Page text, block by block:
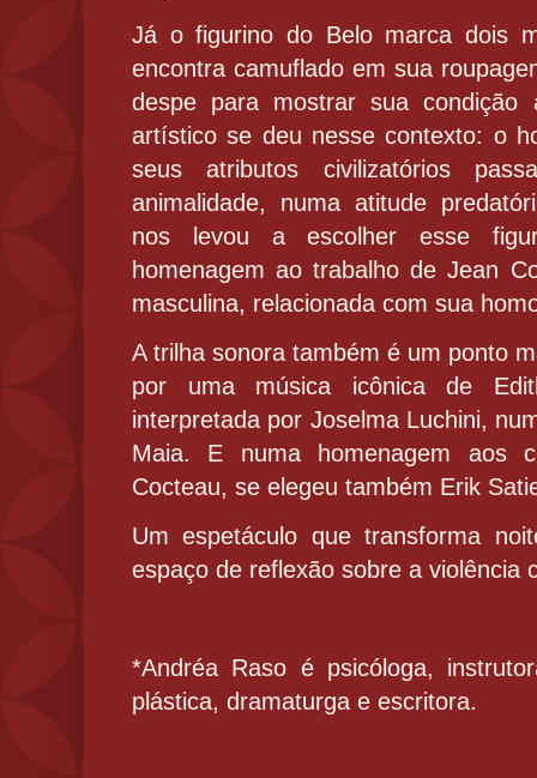
Já o figurino do Belo marca dois
encontra camuflado em sua
despe para mostrar sua condição
artístico se deu nesse contexto: o
seus atributos civilizatórios
animalidade, numa atitude
nos levou a escolher esse
homenagem ao trabalho de Jean
masculina, relacionada com sua
A trilha sonora também é um ponto
por uma música icônica de
interpretada por Joselma Luchini,
Maia. E numa homenagem aos
Cocteau, se elegeu também Erik
Um espetáculo que transforma
espaço de reflexão sobre a violência
*Andréa Raso é psicóloga,
plástica, dramaturga e escritora.